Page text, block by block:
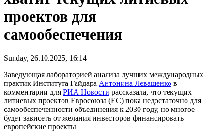
проектов для
самообеспечения
Sunday, 26.10.2025, 16:14
Заведующая лабораторией анализа лучших международных
практик Института Гайдара Антонина Левашенко в
комментарии для РИА Новости рассказала, что текущих
литиевых проектов Евросоюза (ЕС) пока недостаточно для
самообеспеченности объединения к 2030 году, но многое
будет зависеть от желания инвесторов финансировать
европейские проекты.